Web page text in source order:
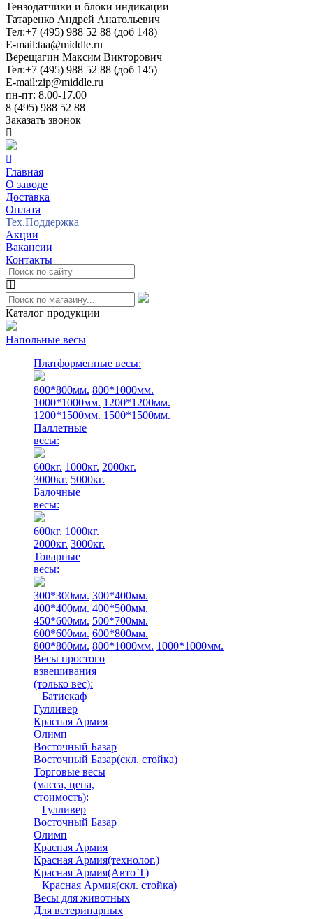
Тензодатчики и блоки индикации
Татаренко Андрей Анатольевич
Тел:+7 (495) 988 52 88 (доб 148)
E-mail:taa@middle.ru
Верещагин Максим Викторович
Тел:+7 (495) 988 52 88 (доб 145)
E-mail:zip@middle.ru
пн-пт: 8.00-17.00
8 (495) 988 52 88
Заказать звонок
Главная
О заводе
Доставка
Оплата
Тех.Поддержка
Акции
Вакансии
Контакты
Каталог продукции
Напольные весы
Платформенные весы:
800*800мм. 800*1000мм.
1000*1000мм. 1200*1200мм.
1200*1500мм. 1500*1500мм.
Паллетные
весы:
600кг. 1000кг. 2000кг.
3000кг. 5000кг.
Балочные
весы:
600кг. 1000кг.
2000кг. 3000кг.
Товарные
весы:
300*300мм. 300*400мм.
400*400мм. 400*500мм.
450*600мм. 500*700мм.
600*600мм. 600*800мм.
800*800мм. 800*1000мм. 1000*1000мм.
Весы простого
взвешивания
(только вес):
Батискаф
Гулливер
Красная Армия
Олимп
Восточный Базар
Восточный Базар(скл. стойка)
Торговые весы
(масса, цена,
стоимость):
Гулливер
Восточный Базар
Олимп
Красная Армия
Красная Армия(технолог.)
Красная Армия(Авто Т)
Красная Армия(скл. стойка)
Весы для животных
Для ветеринарных